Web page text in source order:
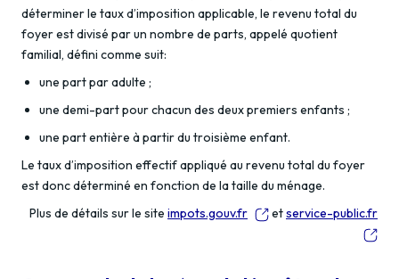
déterminer le taux d’imposition applicable, le revenu total du
foyer est divisé par un nombre de parts, appelé quotient
familial, défini comme suit:
une part par adulte ;
une demi-part pour chacun des deux premiers enfants ;
une part entière à partir du troisième enfant.
Le taux d’imposition effectif appliqué au revenu total du foyer
est donc déterminé en fonction de la taille du ménage.
Plus de détails sur le site impots.gouv.fr etservice-public.fr